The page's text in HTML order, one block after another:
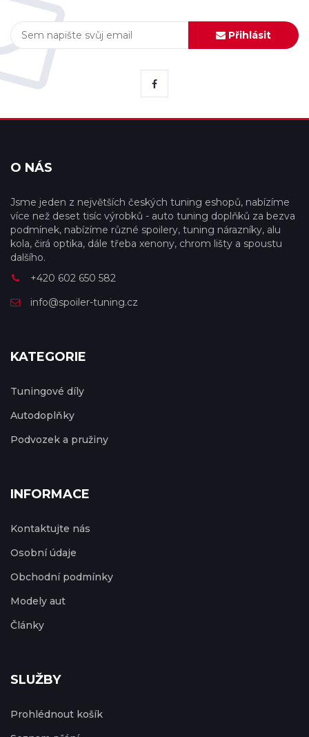
Přihlásit
O NÁS
Jsme jeden z největších českých tuning eshopů, nabízíme
více než deset tisíc výrobků - auto tuning doplňků za bezva
podmínek, nabízíme různé spoilery, tuning nárazníky, alu
kola, čirá optika, dále třeba xenony, chrom lišty a spoustu
dalšího.
+420 602 650 582
info@spoiler-tuning.cz
KATEGORIE
Tuningové díly
Autodoplňky
Podvozek a pružiny
INFORMACE
Kontaktujte nás
Osobní údaje
Obchodní podmínky
Modely aut
Články
SLUŽBY
Prohlédnout košík